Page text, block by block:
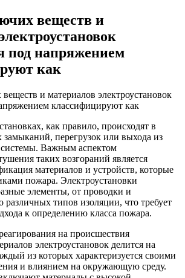
веществ и
под напряжением
как
как правило, происходят в
замыканий, перегрузок или выхода из
системы. Важным аспектом
таких возгораний является
материалов и устройств, которые
пожара. Электроустановки
элементы, от проводки и
различных типов изоляции, что требует
к определению класса пожара.
на происшествия
электроустановок делится на
из которых характеризуется своими
и влиянием на окружающую среду.